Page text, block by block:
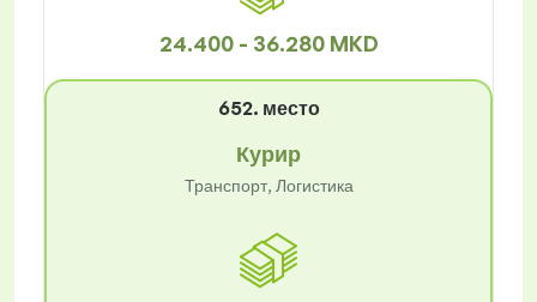
24.400 - 36.280 MKD
652. место
Курир
Транспорт, Логистика